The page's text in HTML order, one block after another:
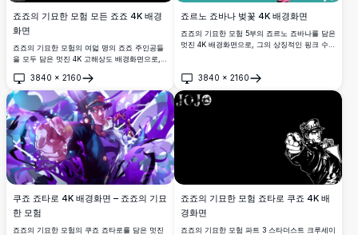
죠죠의 기묘한 모험 모든 죠죠 4K 배경
화면
죠죠의 기묘한 모험의 여덟 명의 죠죠 주인공들
을 모두 담은 멋진 4K 고해상도 배경화면으로,
메이션 아트 스타일과 상징적인 포즈로 표현되
어 있습니다.
3840 × 2160
열기
죠르노 죠바나 벚꽃 4K 배경화면
죠죠의 기묘한 모험 5부의 죠르노 죠바나를 담은
멋진 4K 배경화면으로, 그의 상징적인 핑크 수트
3840 × 2160
열기
쿠죠 죠타로 4K 배경화면 – 죠죠의 기묘
한 모험
죠죠의 기묘한 모험의 쿠죠 죠타로를 담은 멋진
죠죠의 기묘한 모험 죠타로 쿠죠 4K 배
경화면
죠죠의 기묘한 모험 파트 3 스타더스트 크루세이